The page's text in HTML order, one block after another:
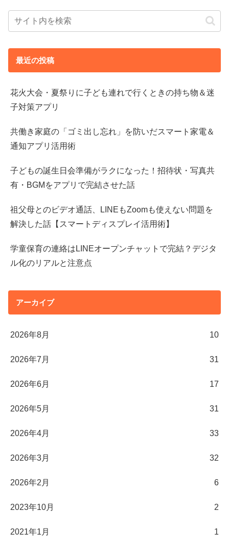
最近の投稿
花火大会・夏祭りに子ども連れで行くときの持ち物＆迷
子対策アプリ
共働き家庭の「ゴミ出し忘れ」を防いだスマート家電＆
通知アプリ活用術
子どもの誕生日会準備がラクになった！招待状・写真共
有・BGMをアプリで完結させた話
祖父母とのビデオ通話、LINEもZoomも使えない問題を
解決した話【スマートディスプレイ活用術】
学童保育の連絡はLINEオープンチャットで完結？デジタ
ル化のリアルと注意点
アーカイブ
2026年8月 10
2026年7月 31
2026年6月 17
2026年5月 31
2026年4月 33
2026年3月 32
2026年2月 6
2023年10月 2
2021年1月 1